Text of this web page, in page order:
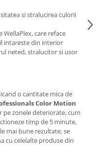
si stralucirea culorii
WellaPlex, care reface
intareste din interior
neted, stralucitor si usor
o cantitate mica de
Color Motion
pe zonele deteriorate, cum
timp de 5 minute,
mai bune rezultate, se
cu celelalte produse din